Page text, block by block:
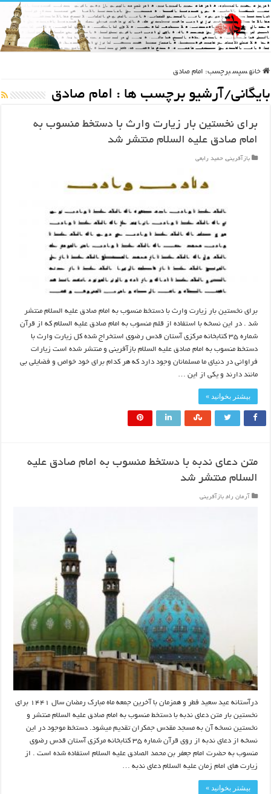
خانه سپس برچسب: امام صادق
بایگانی/آرشیو برچسب ها : امام صادق
برای نخستین بار زیارت وارث با دستخط منسوب به
امام صادق علیه السلام منتشر شد
بازآفرینی, حمید رابعی
برای نخستین بار زیارت وارث با دستخط منسوب به امام صادق علیه السلام منتشر
شد . در این نسخه با استفاده از قلم منسوب به امام صادق علیه السلام که از قرآن
شماره ۳۵ کتابخانه مرکزی آستان قدس رضوی استخراج شده کل زیارت وارث با
دستخط منسوب به امام صادق علیه السلام بازآفرینی و منتشر شده است زیارات
فراوانی در دنیای ما مسلمانان وجود دارد که هر کدام برای خود خواص و فضایلی بی
مانند دارند و یکی از این …
بیشتر بخوانید »
متن دعای ندبه با دستخط منسوب به امام صادق علیه
السلام منتشر شد
آرمان راه, بازآفرینی
درآستانه عید سعید فطر و همزمان با آخرین جمعه ماه مبارک رمضان سال ۱۴۴۱ برای
نخستین بار متن دعای ندبه با دستخط منسوب به امام صادق علیه السلام منتشر و
نخستین نسخه آن به مسجد مقدس جمکران تقدیم میشود. دستخط موجود در این
نسخه از دعای ندبه از روی قرآن شماره ۳۵ کتابخانه مرکزی آستان قدس رضوی
منسوب به حضرت امام جعفر بن محمد الصادق علیه السلام استفاده شده است . از
زیارت های امام زمان علیه السلام دعاى ندبه …
بیشتر بخوانید »